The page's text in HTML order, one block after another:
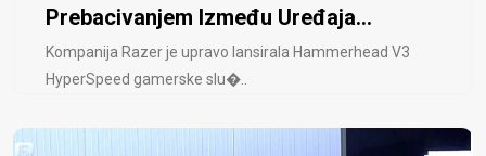
Prebacivanjem Između Uređaja...
Kompanija Razer je upravo lansirala Hammerhead V3
HyperSpeed ​​gamerske slu�..